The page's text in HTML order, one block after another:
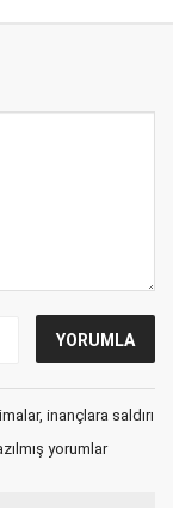
inançlara saldırı
yorumlar